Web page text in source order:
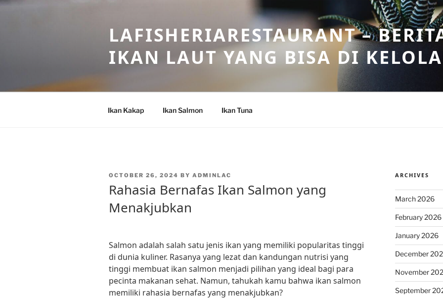
Skip
LAFISHERIARESTAURANT –
IKAN LAUT YANG BISA DI
Ikan Kakap Ikan Salmon Ikan Tuna
POSTED
OCTOBER 26, 2024 BY ADMINLAC
Rahasia Bernafas Ikan Salmon yang
Menakjubkan
Salmon adalah salah satu jenis ikan yang memiliki popularitas tinggi
di dunia kuliner. Rasanya yang lezat dan kandungan nutrisi yang
tinggi membuat ikan salmon menjadi pilihan yang ideal bagi para
pecinta makanan sehat. Namun, tahukah kamu bahwa ikan salmon
memiliki rahasia bernafas yang menakjubkan?
ARCHIVES
March 2026
February 2026
January 2026
December
November
September